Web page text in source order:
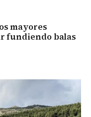
mayores
fundiendo balas